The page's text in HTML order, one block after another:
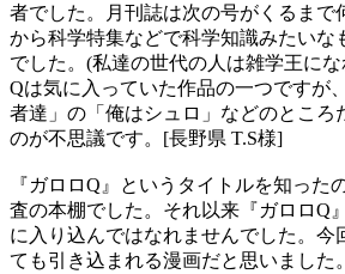
者でした。月刊誌は次の号がくるまで
から科学特集などで科学知識みたいな
でした。(私達の世代の人は雑学王に
Qは気に入っていた作品の一つですが
者達」の「俺はシュロ」などのところ
のが不思議です。[長野県 T.S様]
『ガロロQ』というタイトルを知った
査の本棚でした。それ以来『ガロロQ
に入り込んではなれませんでした。今
ても引き込まれる漫画だと思いました